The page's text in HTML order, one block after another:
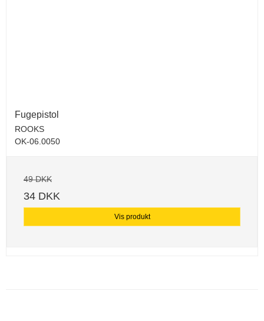
Fugepistol
ROOKS
OK-06.0050
49 DKK
34 DKK
Vis produkt